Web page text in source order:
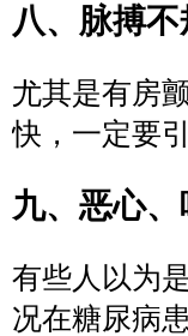
八、脉搏
尤其是有房
快，一定要
九、恶心
有些人以为
况在糖尿病